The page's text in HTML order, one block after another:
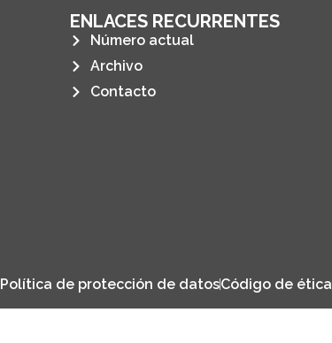
ENLACES RECURRENTES
Número actual
Archivo
Contacto
Política de protección de datosCódigo de ética